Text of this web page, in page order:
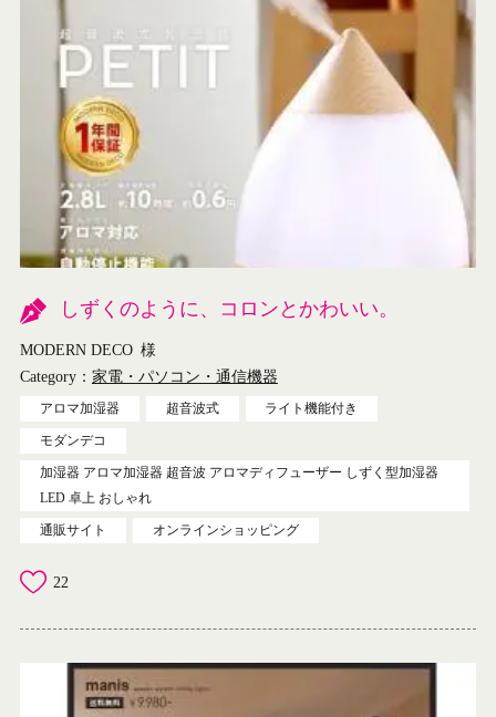
しずくのように、コロンとかわいい。
MODERN DECO 様
Category： 家電・パソコン・通信機器
アロマ加湿器 超音波式 ライト機能付き
モダンデコ
加湿器 アロマ加湿器 超音波 アロマディフューザー しずく型加湿器
LED 卓上 おしゃれ
通販サイト オンラインショッピング
22